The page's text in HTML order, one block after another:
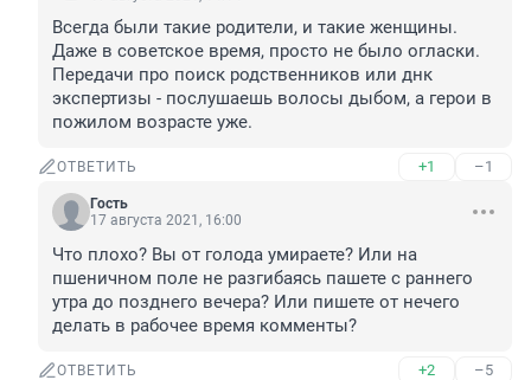
Всегда были такие родители, и такие женщины.
Даже в советское время, просто не было огласки.
Передачи про поиск родственников или днк
экспертизы - послушаешь волосы дыбом, а герои в
пожилом возрасте уже.
ОТВЕТИТЬ +1 –1
Гость
17 августа 2021, 16:00
Что плохо? Вы от голода умираете? Или на
пшеничном поле не разгибаясь пашете с раннего
утра до позднего вечера? Или пишете от нечего
делать в рабочее время комменты?
ОТВЕТИТЬ +2 –5